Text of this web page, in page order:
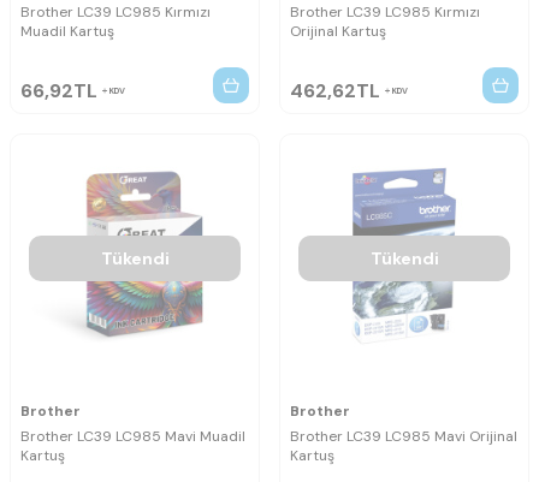
Brother LC39 LC985 Kırmızı
Muadil Kartuş
66,92TL KDV
Brother LC39 LC985 Kırmızı
Orijinal Kartuş
462,62TL KDV
Tükendi
Brother
Brother LC39 LC985 Mavi Muadil
Kartuş
Tükendi
Brother
Brother LC39 LC985 Mavi Orijinal
Kartuş